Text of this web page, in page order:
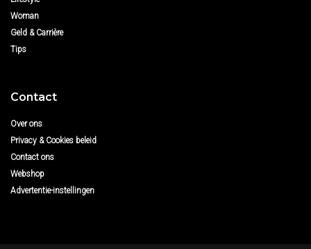
Woman
Geld & Carrière
Tips
Contact
Over ons
Privacy & Cookies beleid
Contact ons
Webshop
Advertentie-instellingen